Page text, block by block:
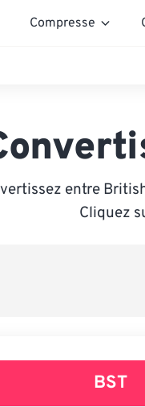
Compresse
entre
Cliquez
BST